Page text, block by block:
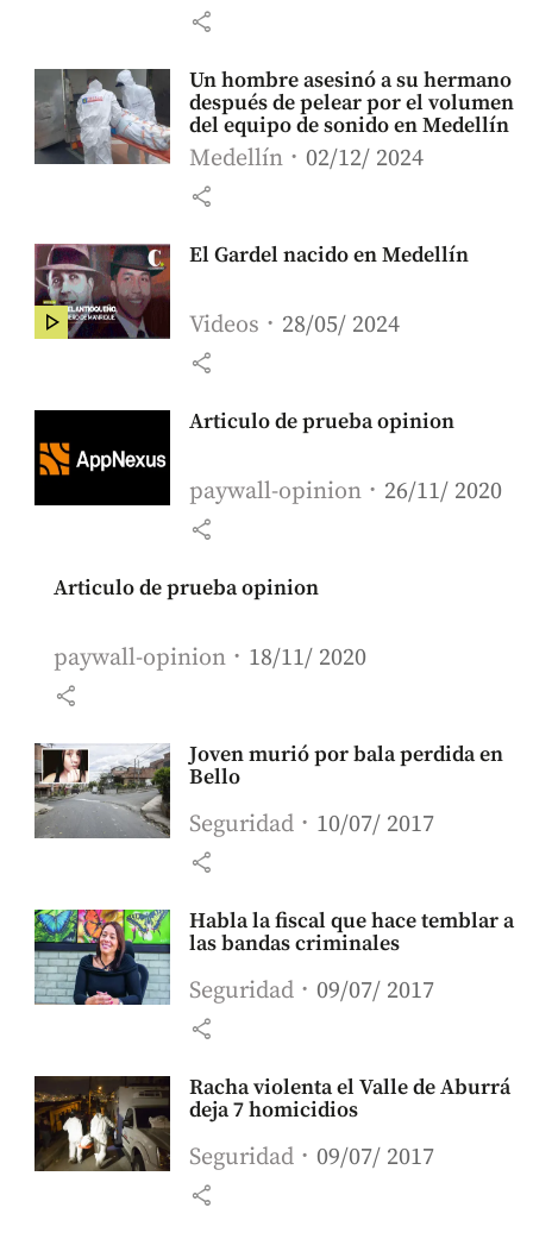
share
Un hombre asesinó a su hermano
después de pelear por el volumen
del equipo de sonido en Medellín
Medellín 02/12/ 2024
share
El Gardel nacido en Medellín
Videos 28/05/ 2024
share
Articulo de prueba opinion
paywall-opinion 26/11/ 2020
share
Articulo de prueba opinion
paywall-opinion 18/11/ 2020
share
Joven murió por bala perdida en
Bello
Seguridad 10/07/ 2017
share
Habla la fiscal que hace temblar a
las bandas criminales
Seguridad 09/07/ 2017
share
Racha violenta el Valle de Aburrá
deja 7 homicidios
Seguridad 09/07/ 2017
share